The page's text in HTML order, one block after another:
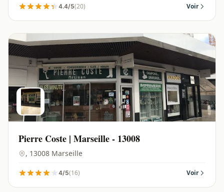
4.4/5(20) Voir
Pierre Coste | Marseille - 13008
, 13008 Marseille
4/5(16) Voir